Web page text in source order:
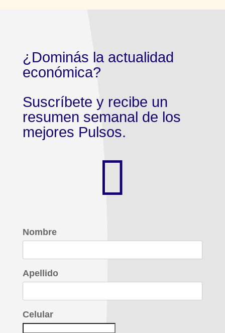
¿Dominás la actualidad
económica?
Suscríbete y recibe un
resumen semanal de los
mejores Pulsos.

Nombre
Apellido
Celular